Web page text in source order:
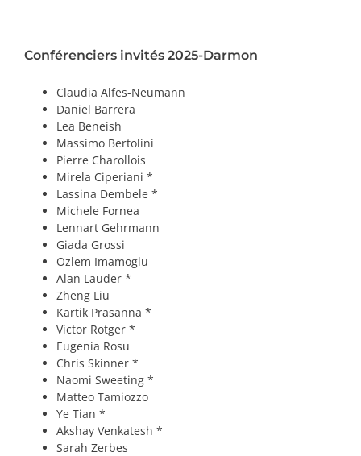
Recherche
Répertoire
Ressources
Contact
Abonnement à l’infolettre
Conférenciers invités 2025-Darmon
Claudia Alfes-Neumann
Daniel Barrera
Lea Beneish
Massimo Bertolini
Pierre Charollois
Mirela Ciperiani *
Lassina Dembele *
Michele Fornea
Lennart Gehrmann
Giada Grossi
Ozlem Imamoglu
Alan Lauder *
Zheng Liu
Kartik Prasanna *
Victor Rotger *
Eugenia Rosu
Chris Skinner *
Naomi Sweeting *
Matteo Tamiozzo
Ye Tian *
Akshay Venkatesh *
Sarah Zerbes